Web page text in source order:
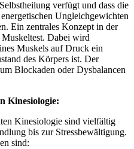
verfügt und dass die
Ungleichgewichten
Ein zentrales Konzept in der
Dabei wird
Muskels auf Druck ein
des Körpers ist. Der
Blockaden oder Dysbalancen
Kinesiologie:
Kinesiologie sind vielfältig
bis zur Stressbewältigung.
sind: